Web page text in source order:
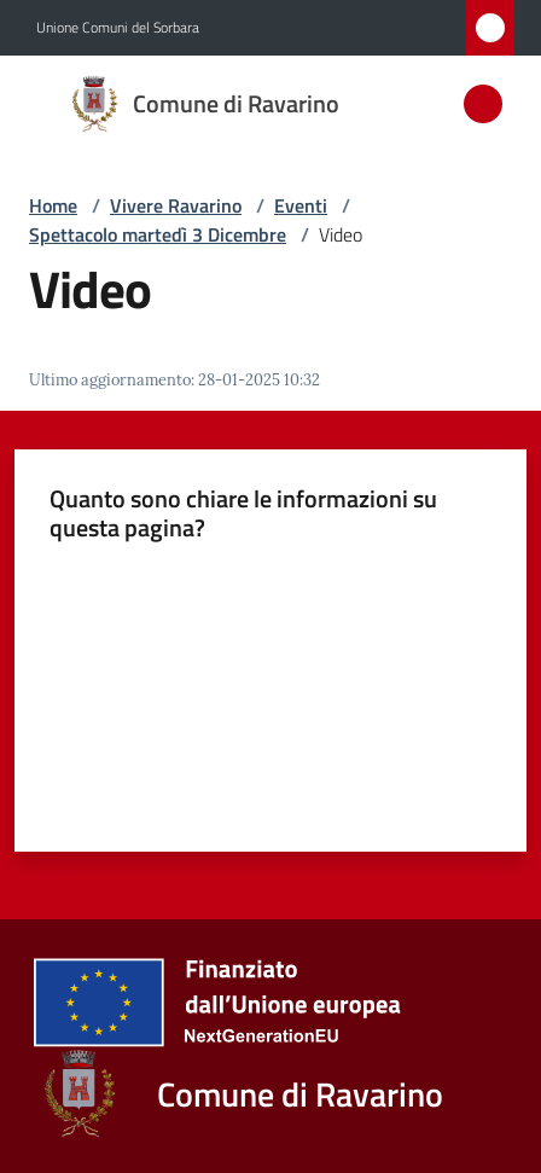
Unione Comuni del Sorbara
Comune di Ravarino
Comune
di
Servizi
Vivere
Ravarino
Menu selezionato
Home / Vivere Ravarino / Eventi /
Spettacolo martedì 3 Dicembre / Video
Video
Ultimo aggiornamento:28-01-2025 10:32
Quanto sono chiare le informazioni su
questa pagina?
Comune di Ravarino